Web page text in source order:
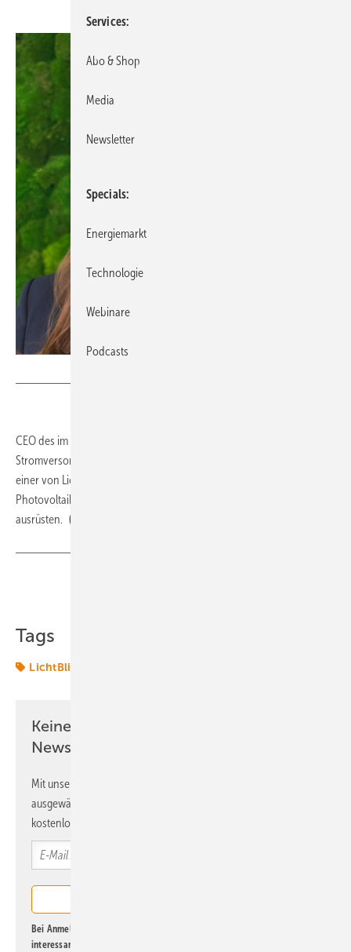
CEO des im April gestarteten „Energy-as-a-Service“ von
Stromversorger Lichtblick ist Nina Waffenschmidt. Sie war Co-Chefin
einer von Lichtblick gekauften Internet-Vermittlung von Monteuren für
Photovoltaik (PV). Der neue Betrieb soll Lichtblick-Kunden mit PV
ausrüsten. (tw)
Tags
LichtBlick
Keine Zeit? Kein Problem mit dem ERE
Newsletter!
Mit unserem Newsletter erhalten Sie regelmäßig von uns
ausgewählte Informationen und Neuigkeiten, gebündelt und
kostenlos direkt ins Postfach.
Bei Anmeldung zu diesem Newsletter bin ich damit einverstanden, über
interessante Verlags- und Online-Angebote
Services
Abo & Shop
Media
Newsletter
Specials
Energiemarkt
Technologie
Webinare
Podcasts